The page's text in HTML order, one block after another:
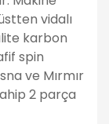
vidalı
karbon
spin
ve Mırmır
2 parça